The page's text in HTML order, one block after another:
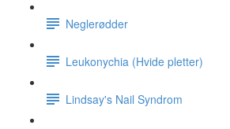
Neglerødder
Leukonychia (Hvide pletter)
Lindsay's Nail Syndrom